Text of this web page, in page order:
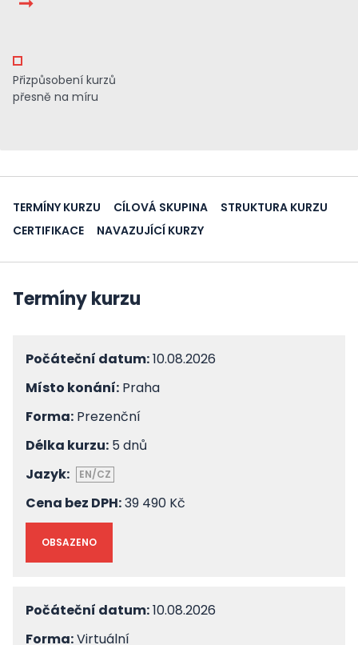
Přizpůsobení kurzů
přesně na míru
TERMÍNY KURZU CÍLOVÁ SKUPINA
STRUKTURA KURZU
CERTIFIKACE
NAVAZUJÍCÍ KURZY
Termíny kurzu
Počáteční datum:10.08.2026
Místo konání: Praha
Forma: Prezenční
Délka kurzu: 5 dnů
Jazyk:
EN/CZ
Cena bez DPH:39 490 Kč
OBSAZENO
Počáteční datum:10.08.2026
Forma:Virtuální